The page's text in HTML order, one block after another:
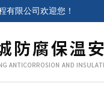
有限公司欢迎您！